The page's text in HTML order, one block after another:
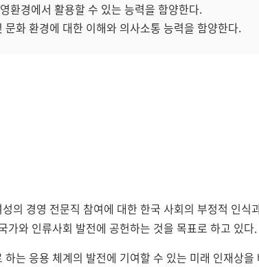
환경에서 활용할 수 있는 능력을 함양한다.
화 환경에 대한 이해와 의사소통 능력을 함양한다.
경영 전문직 참여에 대한 한국 사회의 부정적 인식
와 인류사회 발전에 공헌하는 것을 목표로 하고 있다.
는 응용 체계의 발전에 기여할 수 있는 미래 인재상